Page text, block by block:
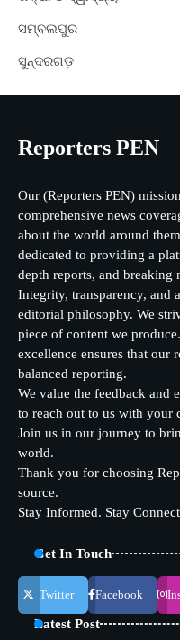
ସମ୍ବଲପୁର
ସୁନ୍ଦରଗଡ଼
Reporters PEN
Our (Reporters PEN)
comprehensive news
about the world around
dedicated to providing a
depth reports, and breaking
Integrity, transparency, and
editorial philosophy. We
piece of content we
excellence ensures that our
balanced reporting.
We value the feedback and
to reach out to us with your
Join us in our journey to
world.
Thank you for choosing
source.
Stay Informed. Stay
Get In Touch
Twitter Facebook
Latest Post